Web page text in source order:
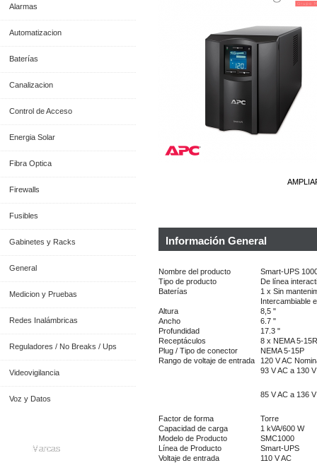
Alarmas
Automatizacion
Baterías
Canalizacion
Control de Acceso
Energia Solar
Fibra Optica
Firewalls
Fusibles
Gabinetes y Racks
General
Medicion y Pruebas
Redes Inalámbricas
Reguladores / No Breaks / Ups
Videovigilancia
Voz y Datos
Marcas
Información General
Nombre del producto
Smart-UPS
Tipo de producto
De línea
Baterías
1 x Sin
Intercambiable
Altura
8,5 "
Ancho
6.7 "
Profundidad
17.3 "
Receptáculos
8 x NEMA 5-15R
Plug / Tipo de conector
NEMA 5-15P
Rango de voltaje de entrada
120 V AC
93 V AC a 130
85 V AC a 136
Factor de forma
Torre
Capacidad de carga
1 kVA/600 W
Modelo de Producto
SMC1000
Línea de Producto
Smart-UPS
Voltaje de entrada
110 V AC